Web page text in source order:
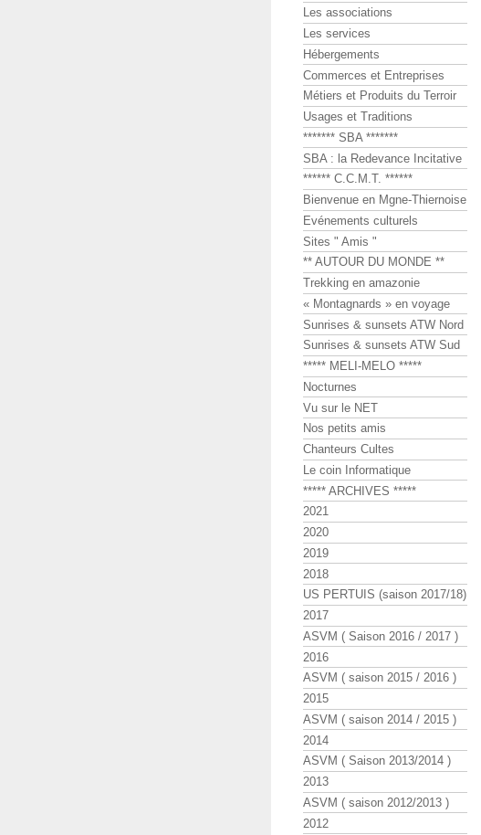
Les associations
Les services
Hébergements
Commerces et Entreprises
Métiers et Produits du Terroir
Usages et Traditions
******* SBA *******
SBA : la Redevance Incitative
****** C.C.M.T. ******
Bienvenue en Mgne-Thiernoise
Evénements culturels
Sites " Amis "
** AUTOUR DU MONDE **
Trekking en amazonie
« Montagnards » en voyage
Sunrises & sunsets ATW Nord
Sunrises & sunsets ATW Sud
***** MELI-MELO *****
Nocturnes
Vu sur le NET
Nos petits amis
Chanteurs Cultes
Le coin Informatique
***** ARCHIVES *****
2021
2020
2019
2018
US PERTUIS (saison 2017/18)
2017
ASVM ( Saison 2016 / 2017 )
2016
ASVM ( saison 2015 / 2016 )
2015
ASVM ( saison 2014 / 2015 )
2014
ASVM ( Saison 2013/2014 )
2013
ASVM ( saison 2012/2013 )
2012